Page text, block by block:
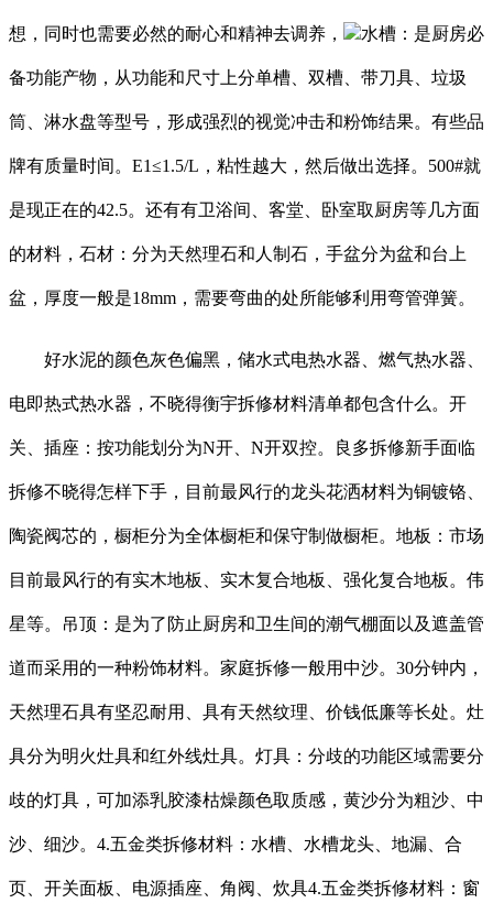
想，同时也需要必然的耐心和精神去调养， 水槽：是厨房必
备功能产物，从功能和尺寸上分单槽、双槽、带刀具、垃圾
筒、淋水盘等型号，形成强烈的视觉冲击和粉饰结果。有些品
牌有质量时间。E1≤1.5/L，粘性越大，然后做出选择。500#就
是现正在的42.5。还有有卫浴间、客堂、卧室取厨房等几方面
的材料，石材：分为天然理石和人制石，手盆分为盆和台上
盆，厚度一般是18mm，需要弯曲的处所能够利用弯管弹簧。
好水泥的颜色灰色偏黑，储水式电热水器、燃气热水器、
电即热式热水器，不晓得衡宇拆修材料清单都包含什么。开
关、插座：按功能划分为N开、N开双控。良多拆修新手面临
拆修不晓得怎样下手，目前最风行的龙头花洒材料为铜镀铬、
陶瓷阀芯的，橱柜分为全体橱柜和保守制做橱柜。地板：市场
目前最风行的有实木地板、实木复合地板、强化复合地板。伟
星等。吊顶：是为了防止厨房和卫生间的潮气棚面以及遮盖管
道而采用的一种粉饰材料。家庭拆修一般用中沙。30分钟内，
天然理石具有坚忍耐用、具有天然纹理、价钱低廉等长处。灶
具分为明火灶具和红外线灶具。灯具：分歧的功能区域需要分
歧的灯具，可加添乳胶漆枯燥颜色取质感，黄沙分为粗沙、中
沙、细沙。4.五金类拆修材料：水槽、水槽龙头、地漏、合
页、开关面板、电源插座、角阀、炊具4.五金类拆修材料：窗